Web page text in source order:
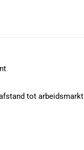
tot arbeidsmarkt